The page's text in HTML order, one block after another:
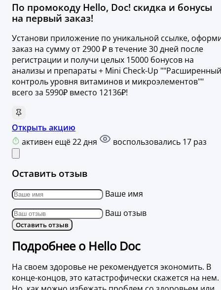
По промокоду Hello, Doc! скидка и бонусы
на первый заказ!
Установи приложение по уникальной ссылке,
заказ на сумму от 2900 ₽ в течение 30 дней после
регистрации и получи целых 15000 бонусов на
анализы и препараты + Mini Check-Up ""Расширенный
контроль уровня витаминов и микроэлементов""
всего за 5990₽ вместо 12136₽!
Открыть акцию
активен ещё 22 дня
воспользовались 17 раз
Оставить отзыв
Ваше имя
Ваш отзыв
Оставить отзыв
Подробнее о Hello Doc
На своем здоровье не рекомендуется экономить. В
конце-концов, это катастрофически скажется на нем.